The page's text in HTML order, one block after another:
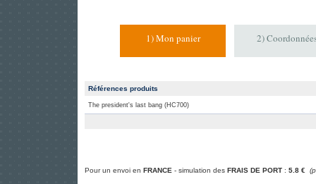
1) Mon panier 2)
Références produits
The president's last bang (HC700)
Pour un envoi en FRANCE - simulation des FRAIS DE PORT : 5.8 €